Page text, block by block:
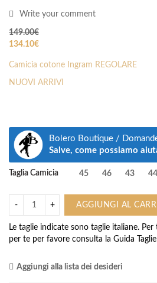
Write your comment
149.00€
134.10€
Camicia cotone Ingram REGOLARE
NUOVI ARRIVI
Bolero Boutique /
Salve, come possiamo
Taglia Camicia 45 46 43 44
AGGIUNGI AL
Le taglie indicate sono taglie italiane.
per te per favore consulta la Guida Taglie
Aggiungi alla lista dei desideri